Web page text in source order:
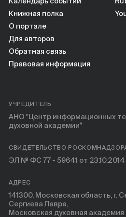
Книжная полка
О портале
Для авторов
Обратная связь
Правовая информация
УЧРЕДИТЕЛЬ
АНО "Центр информационных
духовной академии"
СВИДЕТЕЛЬСТВО
ЭЛ № ФС 77 - 59641 от 23.10.2014
АДРЕС
141300, Московская область, г.
Сергиева Лавра,
Московская духовная академия